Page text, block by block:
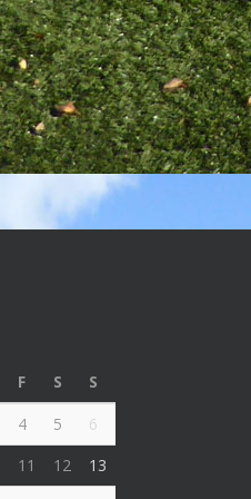
F S
S
4 5
6
11 12
13